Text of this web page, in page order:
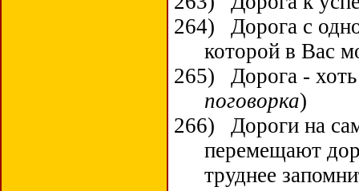
264)
Дорога с
которой в Вас
265)
Дорога -
поговорка)
266)
Дороги на
перемещают
труднее